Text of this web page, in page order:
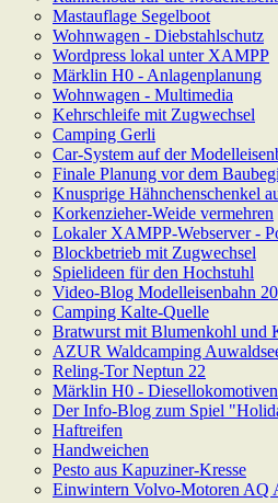
Mastauflage Segelboot
Wohnwagen - Diebstahlschutz
Wordpress lokal unter XAMPP
Märklin H0 - Anlagenplanung
Wohnwagen - Multimedia
Kehrschleife mit Zugwechsel
Camping Gerli
Car-System auf der
Finale Planung vor dem
Knusprige Hähnchenschenkel
Korkenzieher-Weide vermehren
Lokaler XAMPP-Webserver -
Blockbetrieb mit Zugwechsel
Spielideen für den Hochstuhl
Video-Blog Modelleisenbahn
Camping Kalte-Quelle
Bratwurst mit Blumenkohl und
AZUR Waldcamping
Reling-Tor Neptun 22
Märklin H0 - Diesellokomotiven
Der Info-Blog zum Spiel
Haftreifen
Handweichen
Pesto aus Kapuziner-Kresse
Einwintern Volvo-Motoren AQ